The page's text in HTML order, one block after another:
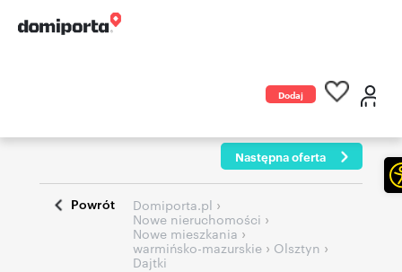
Dodaj
Następna oferta
Powrót Domiporta.pl ›
Nowe nieruchomości ›
Nowe mieszkania ›
warmińsko-mazurskie › Olsztyn ›
Dajtki